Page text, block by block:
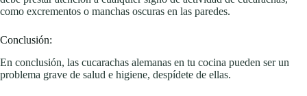
como excrementos o manchas oscuras en las paredes.
Conclusión:
En conclusión, las cucarachas alemanas en tu cocina pueden ser un
problema grave de salud e higiene, despídete de ellas.